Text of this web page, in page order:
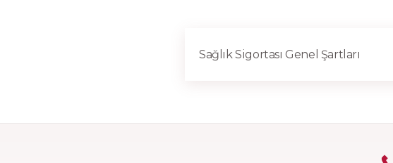
Sağlık Sigortası Genel Şartları